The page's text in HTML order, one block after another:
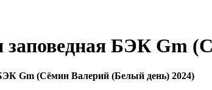
БЭК Gm
Gm (Сёмин Валерий (Белый день) 2024)